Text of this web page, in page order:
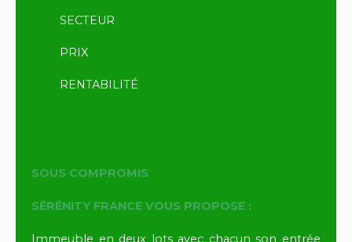
SECTEUR
PRIX
RENTABILITÉ
SOUS COMPROMIS
SÉRÉNITY FRANCE VOUS PROPOSE :
Immeuble en deux lots avec chacun son entrée